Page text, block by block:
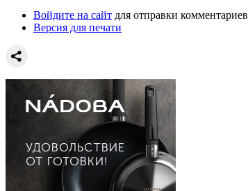
Войдите на сайт для отправки комментариев
Версия для печати